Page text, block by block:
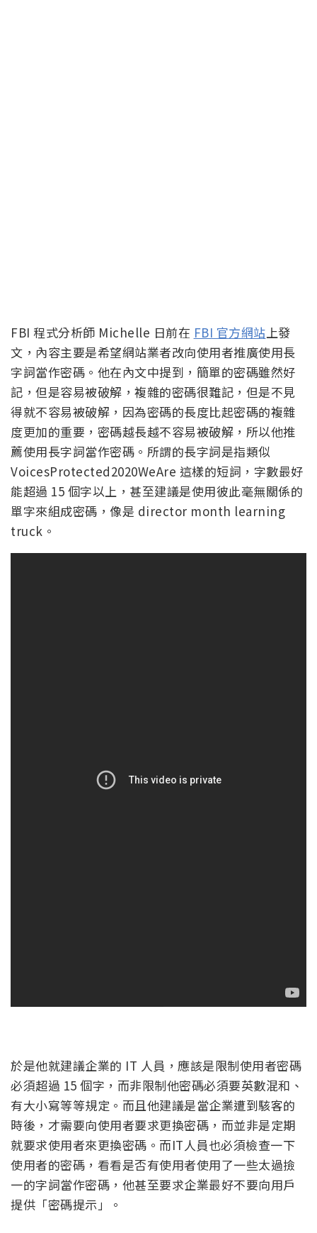
FBI 程式分析師 Michelle 日前在 FBI 官方網站 上發
文，內容主要是希望網站業者改向使用者推廣使用長
字詞當作密碼。他在內文中提到，簡單的密碼雖然好
記，但是容易被破解，複雜的密碼很難記，但是不見
得就不容易被破解，因為密碼的長度比起密碼的複雜
度更加的重要，密碼越長越不容易被破解，所以他推
薦使用長字詞當作密碼。所謂的長字詞是指類似
VoicesProtected2020WeAre 這樣的短詞，字數最好
能超過 15 個字以上，甚至建議是使用彼此毫無關係的
單字來組成密碼，像是 director month learning
truck。
於是他就建議企業的 IT 人員，應該是限制使用者密碼
必須超過 15 個字，而非限制他密碼必須要英數混和、
有大小寫等等規定。而且他建議是當企業遭到駭客的
時後，才需要向使用者要求更換密碼，而並非是定期
就要求使用者來更換密碼。而IT人員也必須檢查一下
使用者的密碼，看看是否有使用者使用了一些太過撿
一的字詞當作密碼，他甚至要求企業最好不要向用戶
提供「密碼提示」。